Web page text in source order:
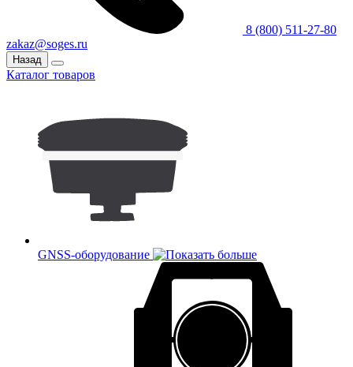
8 (800) 511-27-80
zakaz@soges.ru
Назад
Каталог товаров
GNSS-оборудование